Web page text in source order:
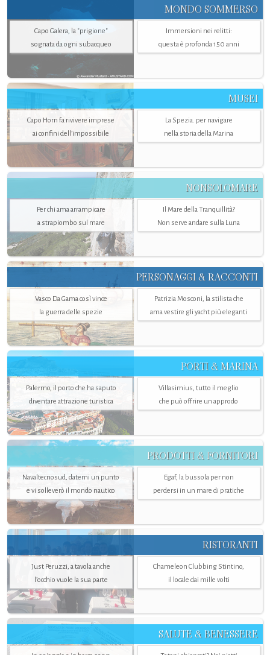
MONDO SOMMERSO
Capo Galera, la "prigione"
sognata da ogni subacqueo
Immersioni nei relitti:
questa è profonda 150 anni
MUSEI
Capo Horn fa rivivere imprese
ai confini dell’impossibile
La Spezia. per navigare
nella storia della Marina
NONSOLOMARE
Per chi ama arrampicare
a strapiombo sul mare
Il Mare della Tranquillità?
Non serve andare sulla Luna
PERSONAGGI & RACCONTI
Vasco Da Gama così vince
la guerra delle spezie
Patrizia Mosconi, la stilista che
ama vestire gli yacht più eleganti
PORTI & MARINA
Palermo, il porto che ha saputo
diventare attrazione turistica
Villasimius, tutto il meglio
che può offrire un approdo
PRODOTTI & FORNITORI
Navaltecnosud, datemi un punto
e vi solleverò il mondo nautico
Egaf, la bussola per non
perdersi in un mare di pratiche
RISTORANTI
Just Peruzzi, a tavola anche
l’occhio vuole la sua parte
Chameleon Clubbing Stintino,
il locale dai mille volti
SALUTE & BENESSERE